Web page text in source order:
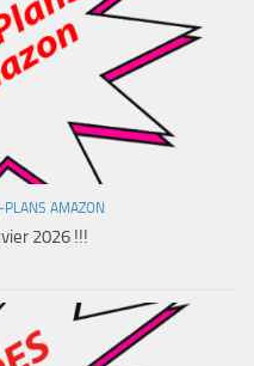
AMAZON
2026 !!!